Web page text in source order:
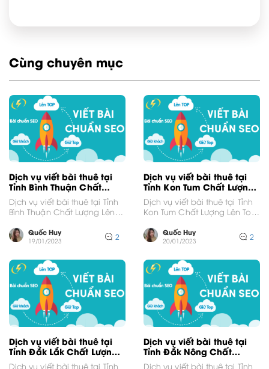
Cùng chuyên mục
Dịch vụ viết bài thuê tại
Tỉnh Bình Thuận Chất
Lượng Lên Top Google
Dịch vụ viết bài thuê tại Tỉnh
Bình Thuận Chất Lượng Lên
cạnh tranh...
Quốc Huy
19/01/2023 2
Dịch vụ viết bài thuê tại
Tỉnh Kon Tum Chất Lượng
Lên Top Google
Dịch vụ viết bài thuê tại Tỉnh
Kon Tum Chất Lượng Lên Top
tranh...Quốc Huy
20/01/2023 2
Dịch vụ viết bài thuê tại
Tỉnh Đắk Lắk Chất Lượng
Lên Top Google
Dịch vụ viết bài thuê tại Tỉnh
Dịch vụ viết bài thuê tại
Tỉnh Đắk Nông Chất
Lượng Lên Top Google
Dịch vụ viết bài thuê tại Tỉnh